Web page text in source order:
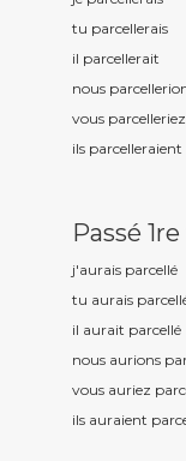
tu parcellerais
il parcellerait
nous parcell
vous parcelleriez
ils parcelleraient
Passé
j'aurais parcellé
tu aurais parcell
il aurait parcellé
nous aurions
vous auriez
ils auraient